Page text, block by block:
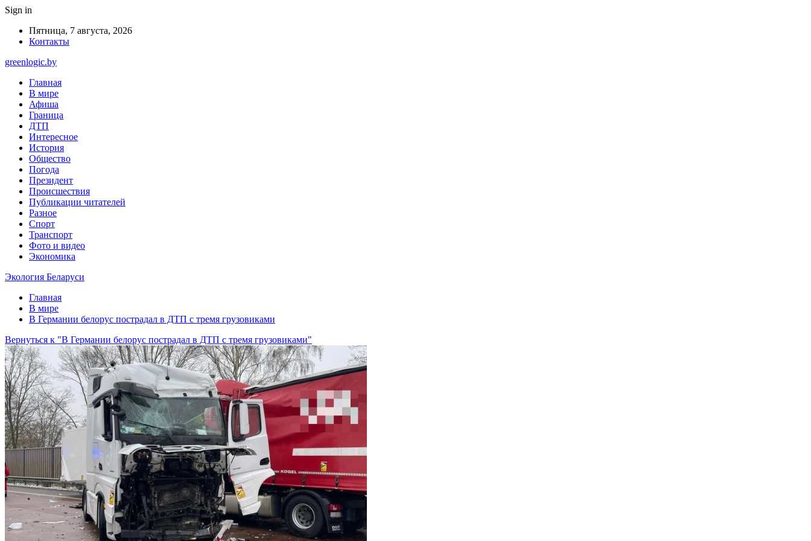
Sign in
Пятница, 7 августа, 2026
Контакты
greenlogic.by
Главная
В мире
Афиша
Граница
ДТП
Интересное
История
Общество
Погода
Президент
Происшествия
Публикации читателей
Разное
Спорт
Транспорт
Фото и видео
Экономика
Экология Беларуси
Главная
В мире
В Германии белорус пострадал в ДТП с тремя грузовиками
Вернуться к "В Германии белорус пострадал в ДТП с тремя грузовиками"